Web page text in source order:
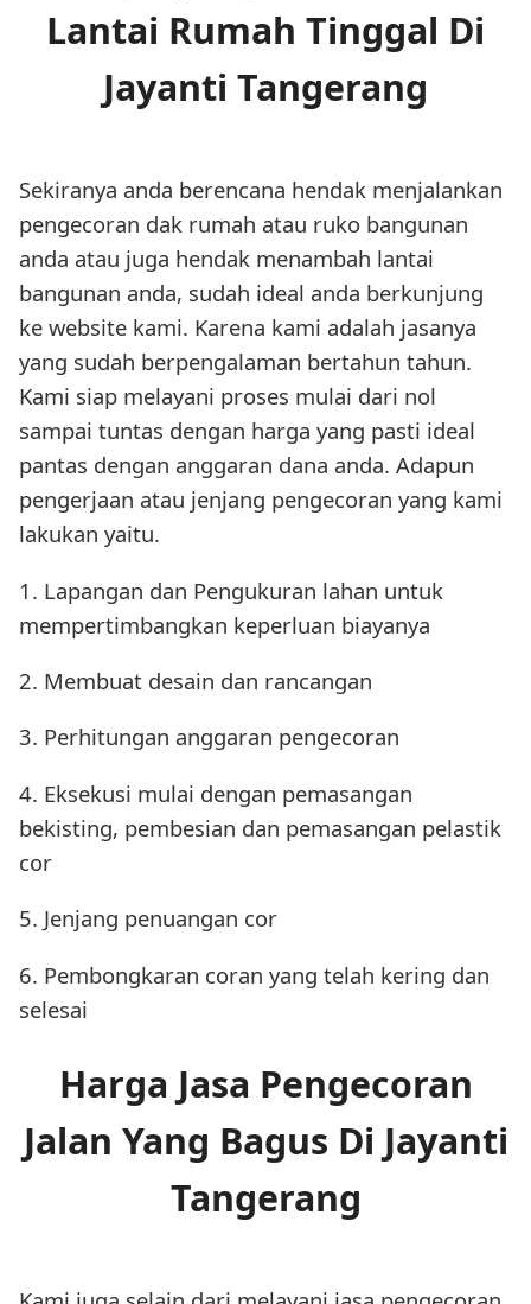
Lantai Rumah Tinggal Di
Jayanti Tangerang
Sekiranya anda berencana hendak menjalankan
pengecoran dak rumah atau ruko bangunan
anda atau juga hendak menambah lantai
bangunan anda, sudah ideal anda berkunjung
ke website kami. Karena kami adalah jasanya
yang sudah berpengalaman bertahun tahun.
Kami siap melayani proses mulai dari nol
sampai tuntas dengan harga yang pasti ideal
pantas dengan anggaran dana anda. Adapun
pengerjaan atau jenjang pengecoran yang kami
lakukan yaitu.
1. Lapangan dan Pengukuran lahan untuk
mempertimbangkan keperluan biayanya
2. Membuat desain dan rancangan
3. Perhitungan anggaran pengecoran
4. Eksekusi mulai dengan pemasangan
bekisting, pembesian dan pemasangan pelastik
cor
5. Jenjang penuangan cor
6. Pembongkaran coran yang telah kering dan
selesai
Harga Jasa Pengecoran
Jalan Yang Bagus Di Jayanti
Tangerang